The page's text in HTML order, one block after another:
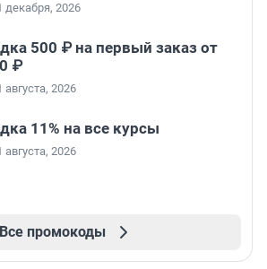
декабря, 2026
500 ₽ на первый заказ от
₽
августа, 2026
11% на все курсы
августа, 2026
Все промокоды